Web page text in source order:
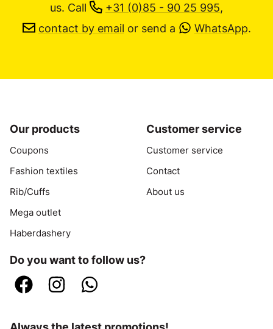
us. Call +31 (0)85 - 90 25 995,
contact by email or send a WhatsApp.
Our products
Coupons
Fashion textiles
Rib/Cuffs
Mega outlet
Haberdashery
Customer service
Customer service
Contact
About us
Do you want to follow us?